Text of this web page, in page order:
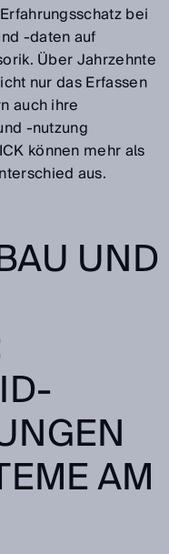
bei
-daten auf
Über Jahrzehnte
nur das Erfassen
auch ihre
-nutzung
können mehr als
aus.
UND
AM